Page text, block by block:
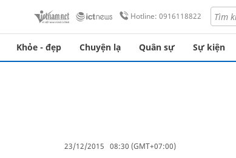
Hotline: 0916118822
Khỏe - đẹp Chuyện lạ Quân sự Sự kiện
23/12/2015 08:30 (GMT+07:00)